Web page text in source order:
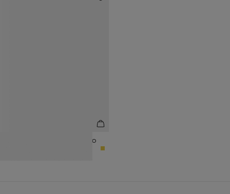
ТУФЛИ ИЗ ЗОЛОТИСТОГО ШЕВРО